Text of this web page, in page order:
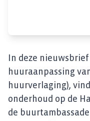
In deze
huuraanpassing
huurverlaging),
onderhoud op de
de